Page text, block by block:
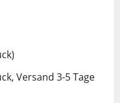
Versand 3-5 Tage